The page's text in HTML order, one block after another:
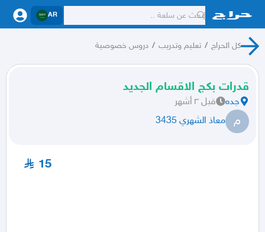
AR
كل الحراج / تعليم وتدريب / دروس خصوصية
قدرات بكج الاقسام الجديد
جده قبل ٣ أشهر
م معاذ الشهري 3435
15